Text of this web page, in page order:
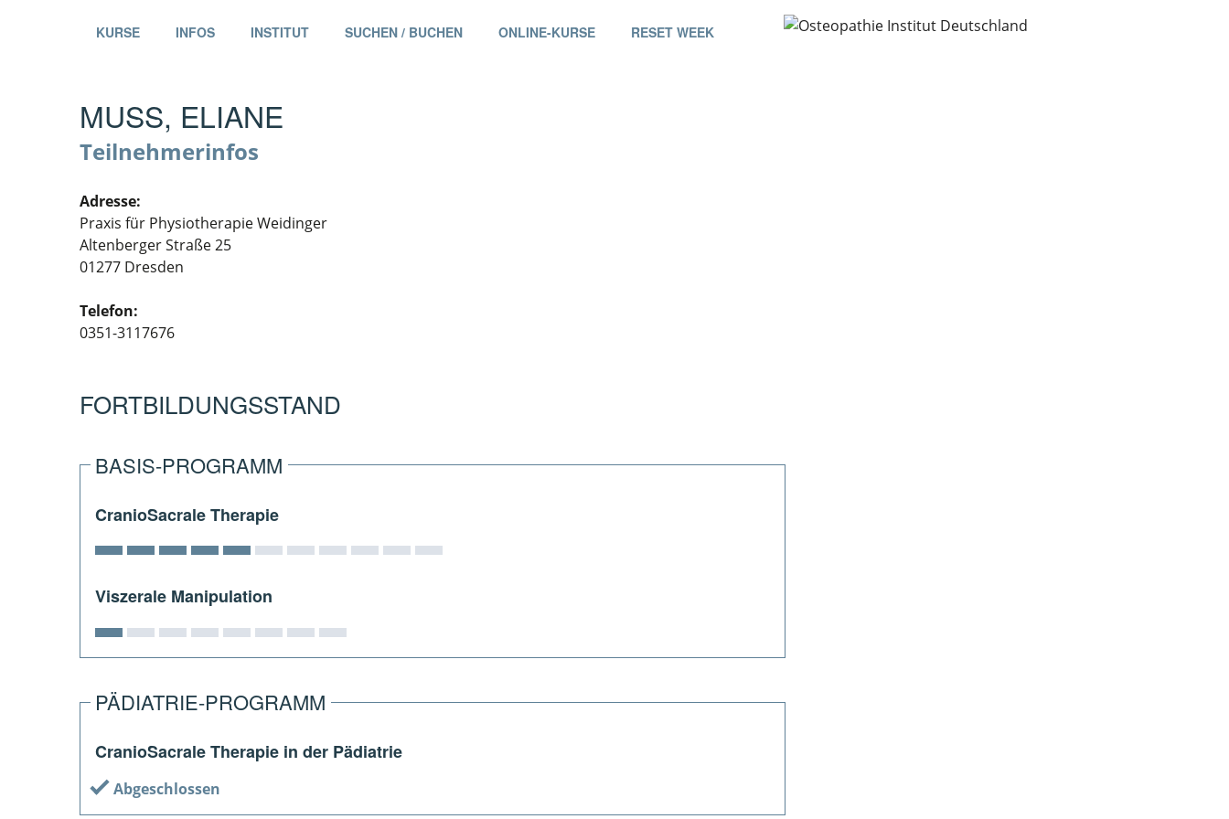
KURSE INFOS INSTITUT SUCHEN / BUCHEN ONLINE-KURSE RESET WEEK
MUSS, ELIANE
Teilnehmerinfos
Adresse:
Praxis für Physiotherapie Weidinger
Altenberger Straße 25
01277 Dresden
Telefon:
0351-3117676
FORTBILDUNGSSTAND
BASIS-PROGRAMM
CranioSacrale Therapie
Viszerale Manipulation
PÄDIATRIE-PROGRAMM
CranioSacrale Therapie in der Pädiatrie
Abgeschlossen